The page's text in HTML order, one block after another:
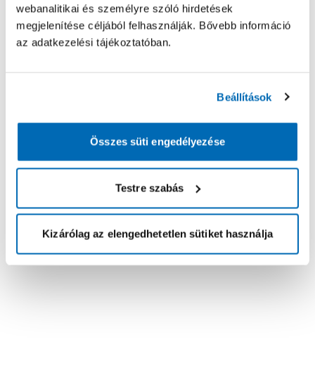
webanalitikai és személyre szóló hirdetések
megjelenítése céljából felhasználják. Bővebb információ
az adatkezelési tájékoztatóban.
Beállítások
Összes süti engedélyezése
Testre szabás
Kizárólag az elengedhetetlen sütiket használja